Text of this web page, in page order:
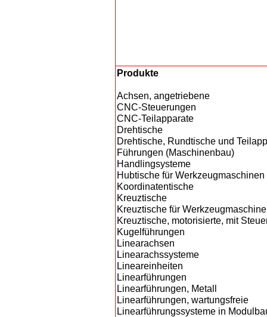
Produkte
Achsen, angetriebene
CNC-Steuerungen
CNC-Teilapparate
Drehtische
Drehtische, Rundtische und
Führungen (Maschinenbau)
Handlingsysteme
Hubtische für Werkzeugmaschinen
Koordinatentische
Kreuztische
Kreuztische für
Kreuztische, motorisierte, mit
Kugelführungen
Linearachsen
Linearachssysteme
Lineareinheiten
Linearführungen
Linearführungen, Metall
Linearführungen, wartungsfreie
Linearführungssysteme in